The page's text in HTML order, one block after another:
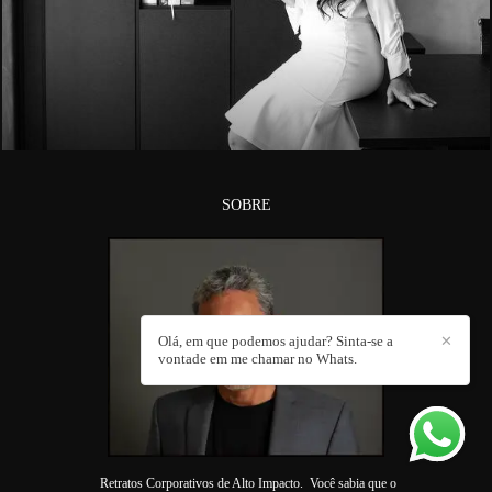
2102
SOBRE
Retratos Corporativos de Alto Impacto. Você sabia que o
✕
Olá, em que podemos ajudar? Sinta-se a
vontade em me chamar no Whats.